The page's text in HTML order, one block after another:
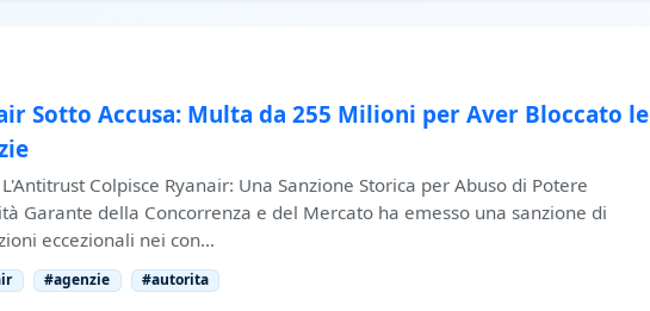
Sotto Accusa: Multa da 255 Milioni per Aver Bloccato le
L'Antitrust Colpisce Ryanair: Una Sanzione Storica per Abuso di Potere
Garante della Concorrenza e del Mercato ha emesso una sanzione di
eccezionali nei con…
#agenzie #autorita